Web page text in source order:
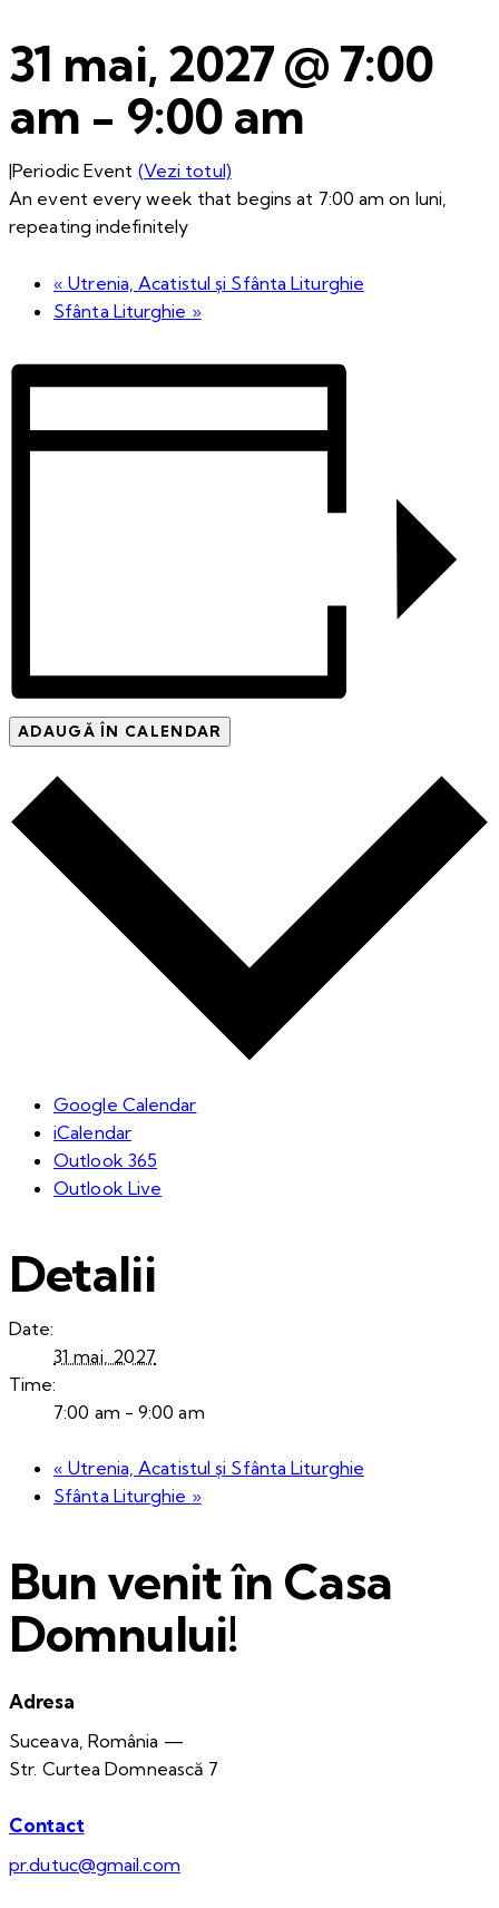
31 mai, 2027 @ 7:00
am - 9:00 am
|Periodic Event (Vezi totul)
An event every week that begins at 7:00 am on luni,
repeating indefinitely
« Utrenia, Acatistul și Sfânta Liturghie
Sfânta Liturghie »
ADAUGĂ ÎN CALENDAR
Google Calendar
iCalendar
Outlook 365
Outlook Live
Detalii
Date:
31 mai, 2027
Time:
7:00 am - 9:00 am
« Utrenia, Acatistul și Sfânta Liturghie
Sfânta Liturghie »
Bun venit în Casa
Domnului!
Adresa
Suceava, România —
Str. Curtea Domnească 7
Contact
pr.dutuc@gmail.com